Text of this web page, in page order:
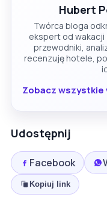
Hubert
Twórca bloga
ekspert od wakacji
przewodniki,
recenzuję hotele,
Zobacz wszystkie
Udostępnij
Facebook
Kopiuj link